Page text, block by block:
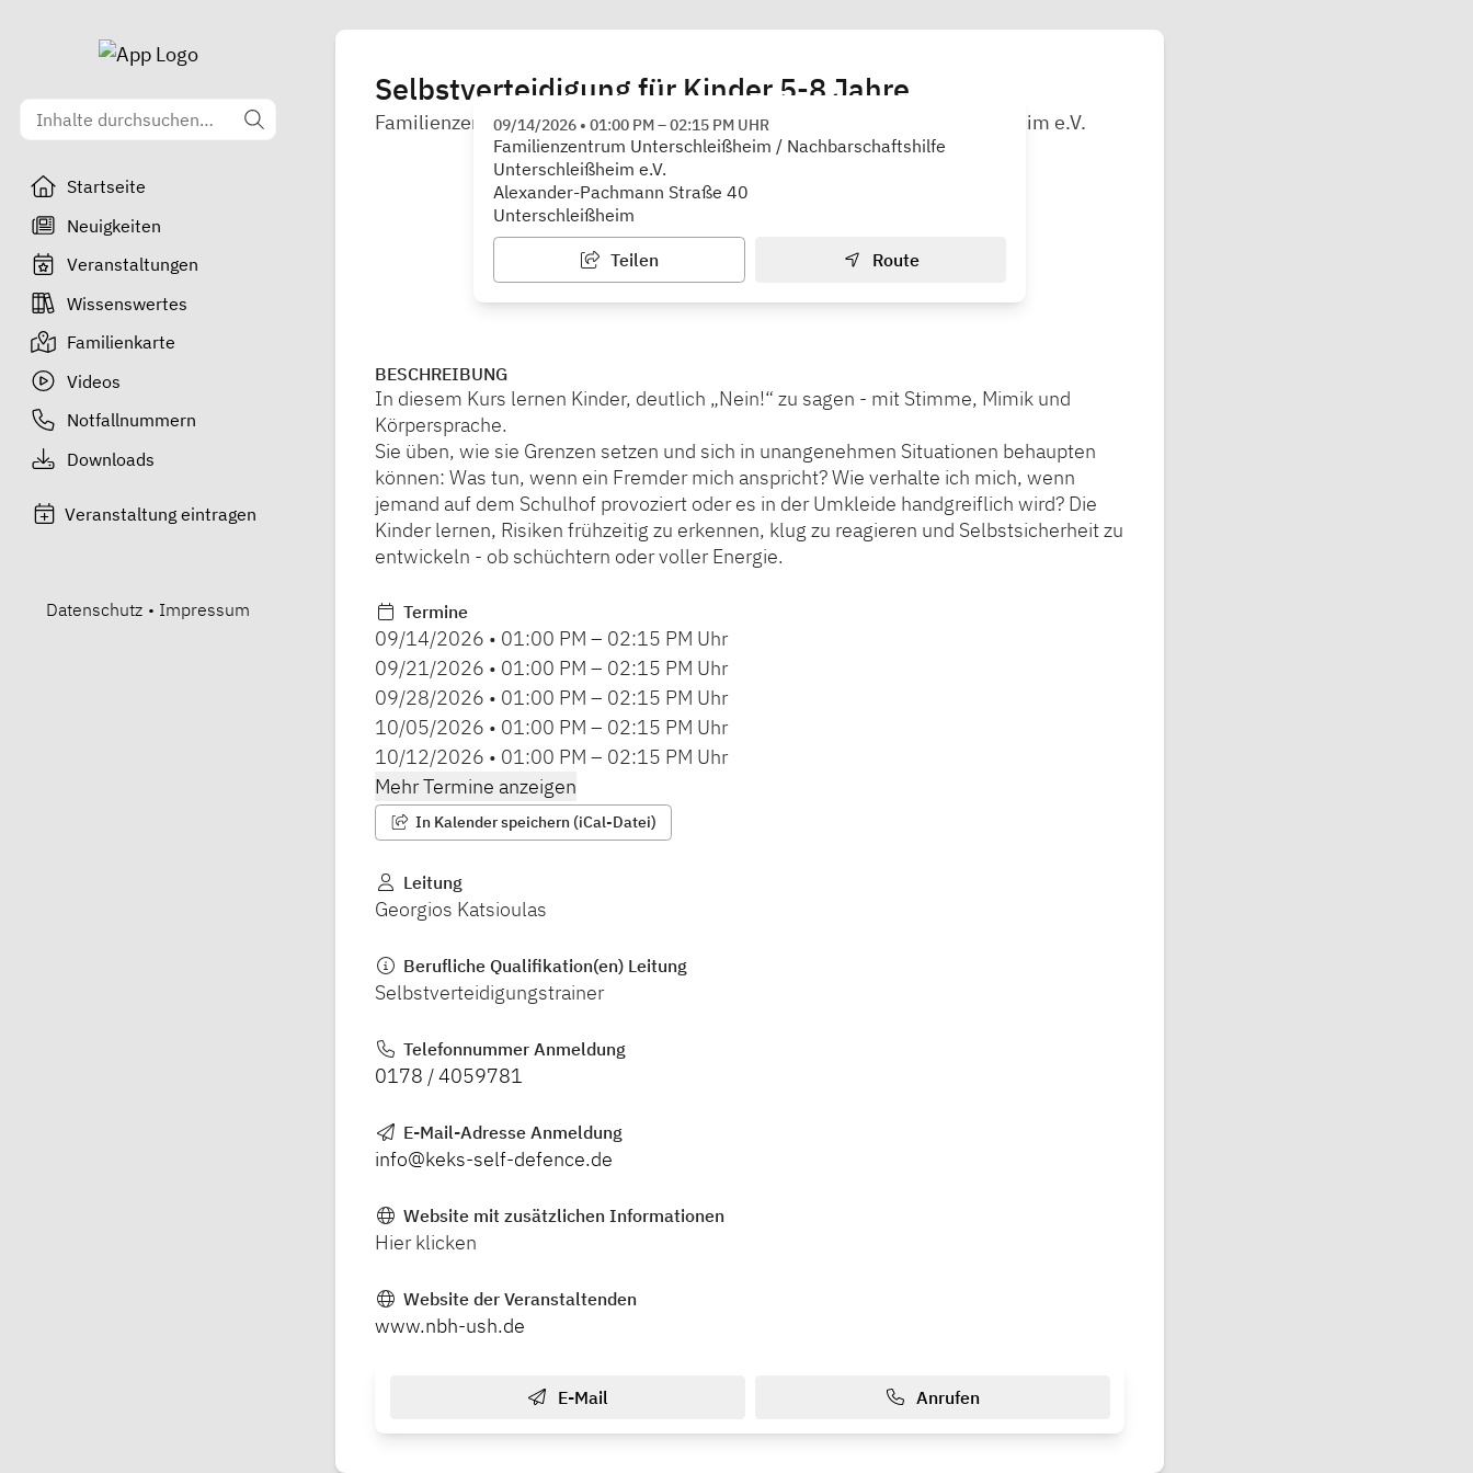
Startseite
Neuigkeiten
Veranstaltungen
Wissenswertes
Familienkarte
Videos
Notfallnummern
Downloads
Veranstaltung eintragen
Datenschutz • Impressum
Selbstverteidigung für Kinder 5-8 Jahre
Familienzentrum Unterschleißheim / Nachbarschaftshilfe Unterschleißheim e.V.
09/14/2026 • 01:00 PM–02:15 PM UHR
Familienzentrum Unterschleißheim / Nachbarschaftshilfe
Unterschleißheim e.V.
Alexander-Pachmann Straße 40
Unterschleißheim
Teilen Route
BESCHREIBUNG
In diesem Kurs lernen Kinder, deutlich „Nein!“ zu sagen - mit Stimme, Mimik und
Körpersprache.
Sie üben, wie sie Grenzen setzen und sich in unangenehmen Situationen behaupten
können: Was tun, wenn ein Fremder mich anspricht? Wie verhalte ich mich, wenn
jemand auf dem Schulhof provoziert oder es in der Umkleide handgreiflich wird? Die
Kinder lernen, Risiken frühzeitig zu erkennen, klug zu reagieren und Selbstsicherheit zu
entwickeln - ob schüchtern oder voller Energie.
Termine
09/14/2026 • 01:00 PM – 02:15 PM Uhr
09/21/2026 • 01:00 PM – 02:15 PM Uhr
09/28/2026 • 01:00 PM – 02:15 PM Uhr
10/05/2026 • 01:00 PM – 02:15 PM Uhr
10/12/2026 • 01:00 PM – 02:15 PM Uhr
Mehr Termine anzeigen
In Kalender speichern (iCal-Datei)
Leitung
Georgios Katsioulas
Berufliche Qualifikation(en) Leitung
Selbstverteidigungstrainer
Telefonnummer Anmeldung
0178 / 4059781
E-Mail-Adresse Anmeldung
info@keks-self-defence.de
Website mit zusätzlichen Informationen
Hier klicken
Website der Veranstaltenden
www.nbh-ush.de
E-Mail Anrufen